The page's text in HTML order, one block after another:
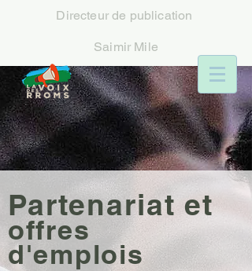
Directeurde publication
Saimir Mile
Partenariat et
offres
d'emplois